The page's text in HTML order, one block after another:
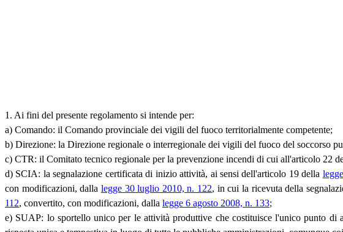
1. Ai fini del presente regolamento si intende per:
a) Comando: il Comando provinciale dei vigili del fuoco territorialmente competente;
b) Direzione: la Direzione regionale o interregionale dei vigili del fuoco del soccorso
c) CTR: il Comitato tecnico regionale per la prevenzione incendi di cui all'articolo 22
d) SCIA: la segnalazione certificata di inizio attività, ai sensi dell'articolo 19 della
con modificazioni, dalla legge 30 luglio 2010, n. 122, in cui la ricevuta della
112, convertito, con modificazioni, dalla legge 6 agosto 2008, n. 133;
e) SUAP: lo sportello unico per le attività produttive che costituisce l'unico punto di